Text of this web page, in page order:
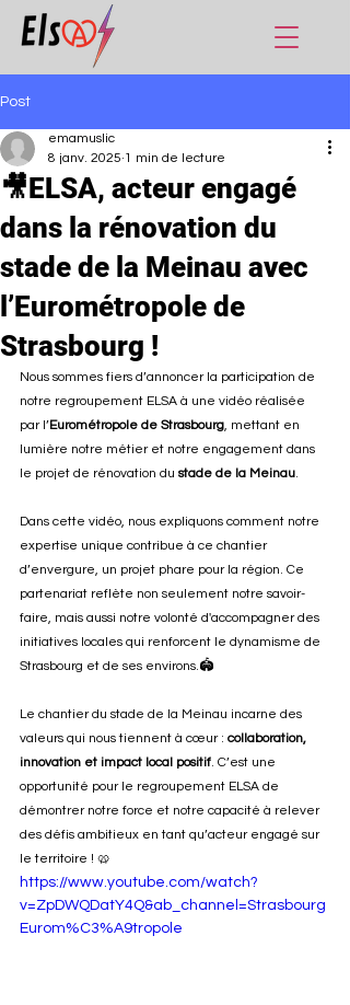
Post
🎥ELSA, acteur engagé
dans la rénovation du
stade de la Meinau avec
l’Eurométropole de
Strasbourg !
emamuslic
8 janv. 2025 1 min de lecture
Nous sommes fiers d’annoncer la participation de
notre regroupement ELSA à une vidéo réalisée
par l’Eurométropole de Strasbourg, mettant en
lumière notre métier et notre engagement dans
le projet de rénovation du stade de la Meinau.
Dans cette vidéo, nous expliquons comment notre
expertise unique contribue à ce chantier
d’envergure, un projet phare pour la région. Ce
partenariat reflète non seulement notre savoir-
faire, mais aussi notre volonté d'accompagner des
initiatives locales qui renforcent le dynamisme de
Strasbourg et de ses environs.🏟️
Le chantier du stade de la Meinau incarne des
valeurs qui nous tiennent à cœur : collaboration,
innovation et impact local positif. C’est une
opportunité pour le regroupement ELSA de
démontrer notre force et notre capacité à relever
des défis ambitieux en tant qu’acteur engagé sur
le territoire ! 🥨
https://www.youtube.com/watch?
v=ZpDWQDatY4Q&ab_channel=Strasbourg
Eurom%C3%A9tropole